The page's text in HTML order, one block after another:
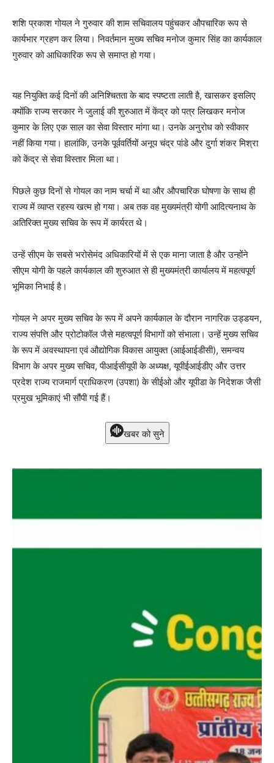
शशि प्रकाश गोयल ने गुरुवार की शाम सचिवालय पहुंचकर औपचारिक रूप से
कार्यभार ग्रहण कर लिया। निवर्तमान मुख्य सचिव मनोज कुमार सिंह का कार्यकाल
गुरुवार को आधिकारिक रूप से समाप्त हो गया।
यह नियुक्ति कई दिनों की अनिश्चितता के बाद स्पष्टता लाती है, खासकर इसलिए
क्योंकि राज्य सरकार ने जुलाई की शुरुआत में केंद्र को पत्र लिखकर मनोज
कुमार के लिए एक साल का सेवा विस्तार मांगा था। उनके अनुरोध को स्वीकार
नहीं किया गया। हालांकि, उनके पूर्ववर्तियों अनूप चंद्र पांडे और दुर्गा शंकर मिश्रा
को केंद्र से सेवा विस्तार मिला था।
पिछले कुछ दिनों से गोयल का नाम चर्चा में था और औपचारिक घोषणा के साथ ही
राज्य में व्याप्त रहस्‍य खत्म हो गया। अब तक वह मुख्यमंत्री योगी आदित्यनाथ के
अतिरिक्त मुख्य सचिव के रूप में कार्यरत थे।
उन्हें सीएम के सबसे भरोसेमंद अधिकारियों में से एक माना जाता है और उन्होंने
सीएम योगी के पहले कार्यकाल की शुरुआत से ही मुख्यमंत्री कार्यालय में महत्वपूर्ण
भूमिका निभाई है।
गोयल ने अपर मुख्य सचिव के रूप में अपने कार्यकाल के दौरान नागरिक उड्डयन,
राज्य संपत्ति और प्रोटोकॉल जैसे महत्वपूर्ण विभागों को संभाला। उन्हें मुख्य सचिव
के रूप में अवस्थापना एवं औद्योगिक विकास आयुक्त (आईआईडीसी), समन्वय
विभाग के अपर मुख्य सचिव, पीआईसीयूपी के अध्यक्ष, यूपीईआईडीए और उत्तर
प्रदेश राज्य राजमार्ग प्राधिकरण (उपशा) के सीईओ और यूपीडा के निदेशक जैसी
प्रमुख भूमिकाएं भी सौंपी गई हैं।
खबर को सुने